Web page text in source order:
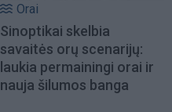
Orai
Sinoptikai skelbia
savaitės orų scenarijų:
laukia permainingi orai ir
nauja šilumos banga